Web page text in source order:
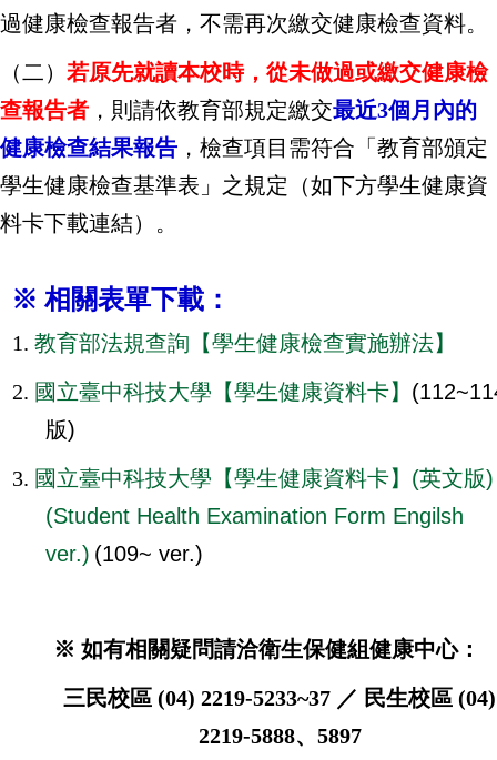
過健康檢查報告者，不需再次繳交健康檢查資料。
（二） 若原先就讀本校時，從未做過或繳交健康檢
查報告者 ，則請依教育部規定繳交最近3個月內的
健康檢查結果報告 ，檢查項目需符合「教育部頒定
學生健康檢查基準表」之規定（如下方學生健康資
料卡下載連結）。
※ 相關表單下載：
1. 教育部法規查詢【學生健康檢查實施辦法】
2. 國立臺中科技大學【學生健康資料卡】
版)
3. 國立臺中科技大學【學生健康資料卡】(英文版)
(Student Health Examination Form Engilsh
ver.) (109~ ver.)
※ 如有相關疑問請洽衛生保健組健康中心：
三民校區 (04) 2219-5233~37 ／ 民生校區 (04)
2219-5888、5897